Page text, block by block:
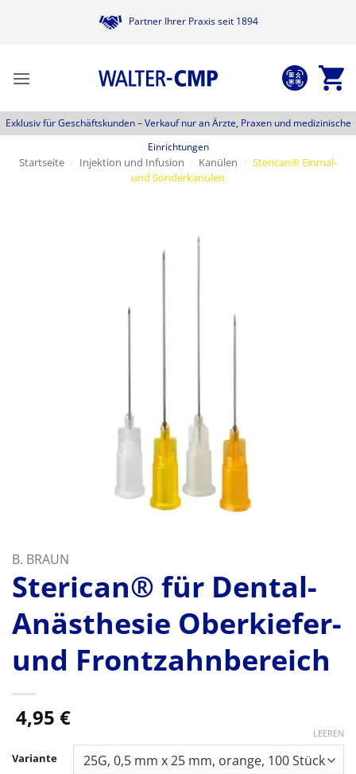
Partner Ihrer Praxis seit 1894
Exklusiv für Geschäftskunden –Verkauf nur an Ärzte, Praxen und medizinische
Einrichtungen
Startseite / Injektion und Infusion / Kanülen / Sterican® Einmal-
und Sonderkanülen
B. BRAUN
Sterican® für Dental-
Anästhesie Oberkiefer-
und Frontzahnbereich
4,95 €
Variante
LEEREN